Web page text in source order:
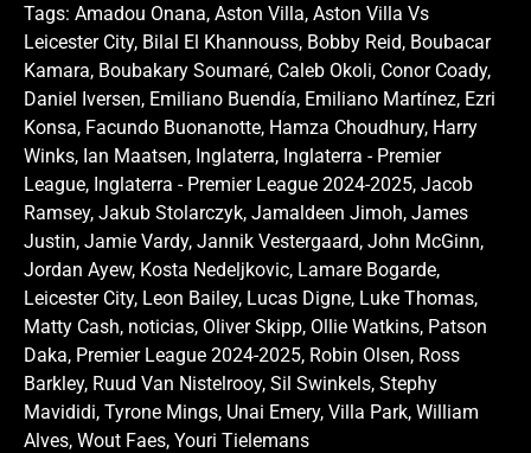
Tags: Amadou Onana, Aston Villa, Aston Villa Vs
Leicester City, Bilal El Khannouss, Bobby Reid, Boubacar
Kamara, Boubakary Soumaré, Caleb Okoli, Conor Coady,
Daniel Iversen, Emiliano Buendía, Emiliano Martínez, Ezri
Konsa, Facundo Buonanotte, Hamza Choudhury, Harry
Winks, Ian Maatsen, Inglaterra, Inglaterra - Premier
League, Inglaterra - Premier League 2024-2025, Jacob
Ramsey, Jakub Stolarczyk, Jamaldeen Jimoh, James
Justin, Jamie Vardy, Jannik Vestergaard, John McGinn,
Jordan Ayew, Kosta Nedeljkovic, Lamare Bogarde,
Leicester City, Leon Bailey, Lucas Digne, Luke Thomas,
Matty Cash, noticias, Oliver Skipp, Ollie Watkins, Patson
Daka, Premier League 2024-2025, Robin Olsen, Ross
Barkley, Ruud Van Nistelrooy, Sil Swinkels, Stephy
Mavididi, Tyrone Mings, Unai Emery, Villa Park, William
Alves, Wout Faes, Youri Tielemans